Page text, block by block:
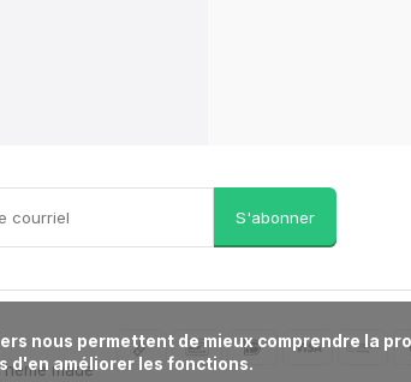
S'abonner
made
d'en améliorer les fonctions.